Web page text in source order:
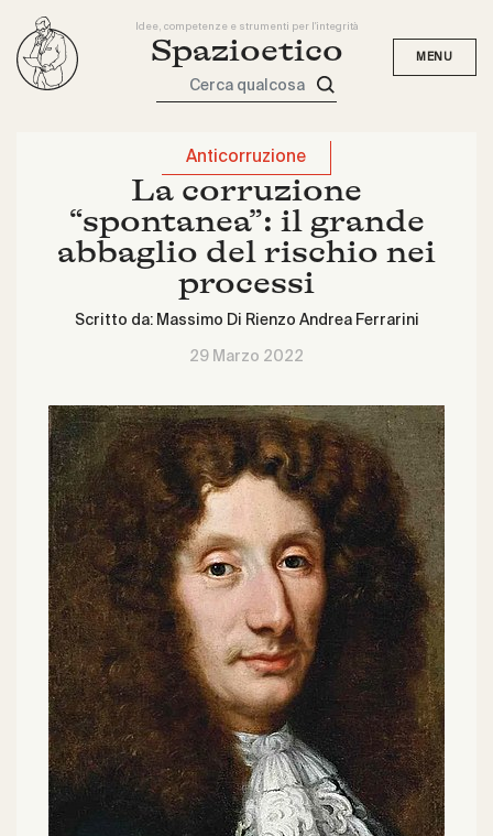
Idee, competenze e strumenti per l'integrità
Spazioetico
Cerca qualcosa
Anticorruzione
La corruzione
“spontanea”: il grande
abbaglio del rischio nei
processi
Scritto da: Massimo Di Rienzo Andrea Ferrarini
29 Marzo 2022